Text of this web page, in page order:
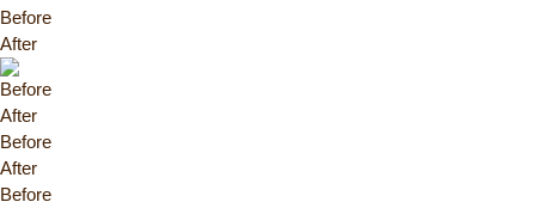
Before
After
Before
After
Before
After
Before